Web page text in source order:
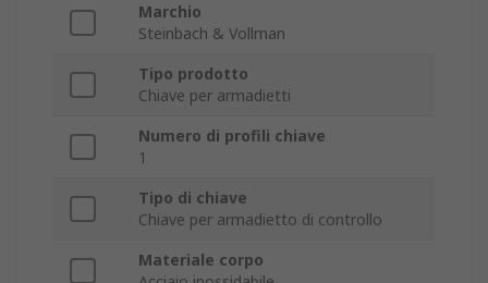
Marchio
Steinbach & Vollman
Tipo prodotto
Chiave per armadietti
Numero di profili chiave
1
Tipo di chiave
Chiave per armadietto di controllo
Materiale corpo